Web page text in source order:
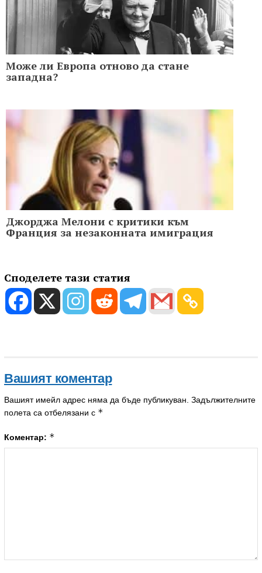
Може ли Европа отново да стане
западна?
Джорджа Мелони с критики към
Франция за незаконната имиграция
Споделете тази статия
Вашият коментар
Вашият имейл адрес няма да бъде публикуван. Задължителните
полета са отбелязани с *
Коментар: *